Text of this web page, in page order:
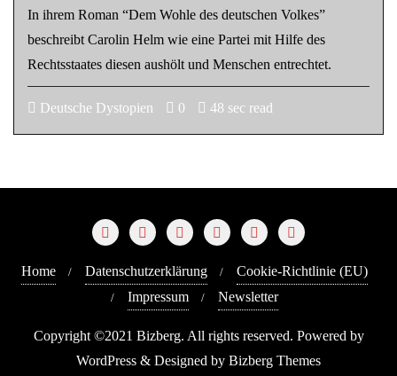
In ihrem Roman “Dem Wohle des deutschen Volkes”
beschreibt Carolin Helm wie eine Partei mit Hilfe des
Rechtsstaates diesen aushölt und Menschen entrechtet.
Deutsche Dystopien 0 48 sec read
Home Datenschutzerklärung
Cookie-Richtlinie (EU)
Impressum
Newsletter
Copyright ©2021 Bizberg. All rights reserved. Powered by
WordPress & Designed by Bizberg Themes